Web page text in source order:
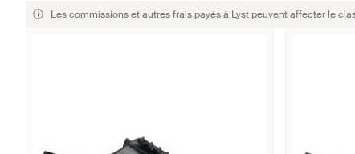
Les commissions et autres frais payés à Lyst peuvent affecter le